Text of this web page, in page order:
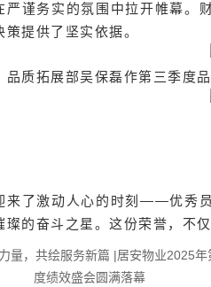
严谨务实的氛围中拉开帷幕。
策提供了坚实依据。
品质拓展部吴保磊作第三季度
来了激动人心的时刻——优秀
璨的奋斗之星。这份荣誉，不